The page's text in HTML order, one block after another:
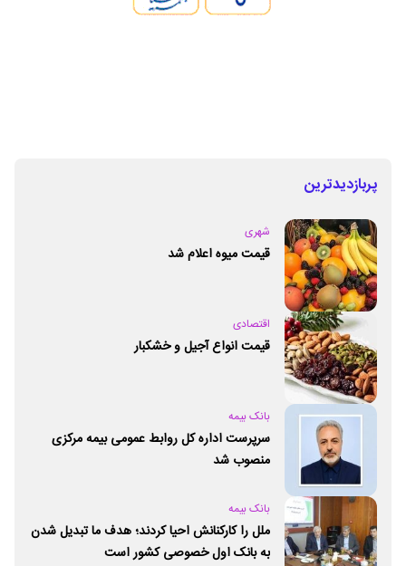
پربازدیدترین
شهری
قیمت میوه اعلام شد
اقتصادی
قیمت انواع آجیل و خشکبار
بانک بیمه
سرپرست اداره کل روابط عمومی بیمه مرکزی
منصوب شد
بانک بیمه
ملل را کارکنانش احیا کردند؛ هدف ما تبدیل شدن
به بانک اول خصوصی کشور است